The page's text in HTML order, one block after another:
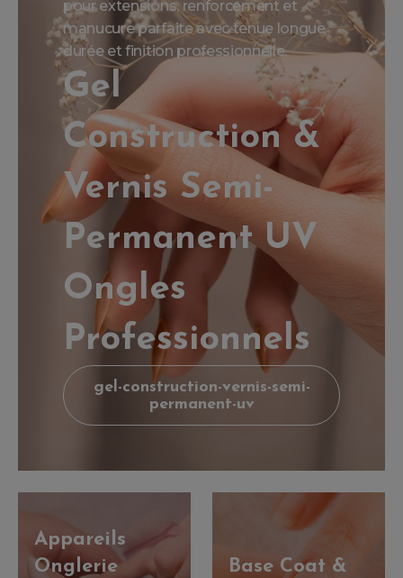
pour extensions, renforcement et
manucure parfaite avec tenue longue
durée et finition professionnelle.
Gel
Construction &
Vernis Semi-
Permanent UV
Ongles
Professionnels
gel-construction-vernis-semi-
permanent-uv
Appareils
Onglerie
Base Coat &